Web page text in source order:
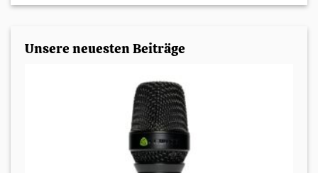
Unsere neuesten Beiträge